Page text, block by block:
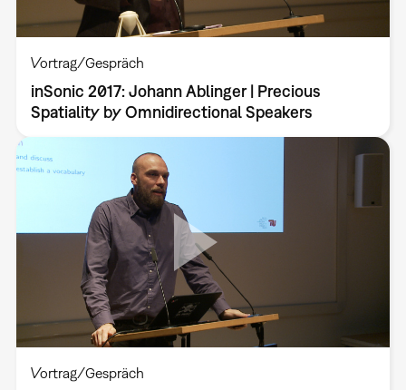
Vortrag/Gespräch
inSonic 2017: Johann Ablinger | Precious
Spatiality by Omnidirectional Speakers
Vortrag/Gespräch